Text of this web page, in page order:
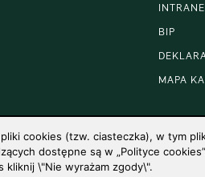
BIP
MAPA
cookies (tzw. ciasteczka), w tym
dostępne są w „Polityce
kliknij \"Nie wyrażam zgody\".